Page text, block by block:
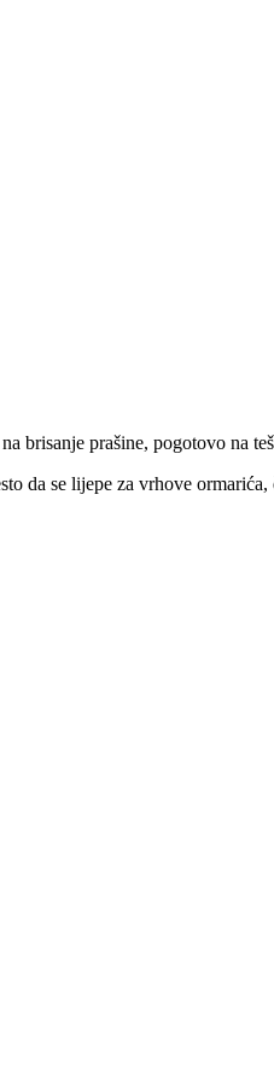
brisanje prašine, pogotovo na
da se lijepe za vrhove